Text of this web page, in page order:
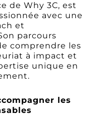
de Why 3C, est
avec une
et
parcours
comprendre les
à impact et
unique en
les